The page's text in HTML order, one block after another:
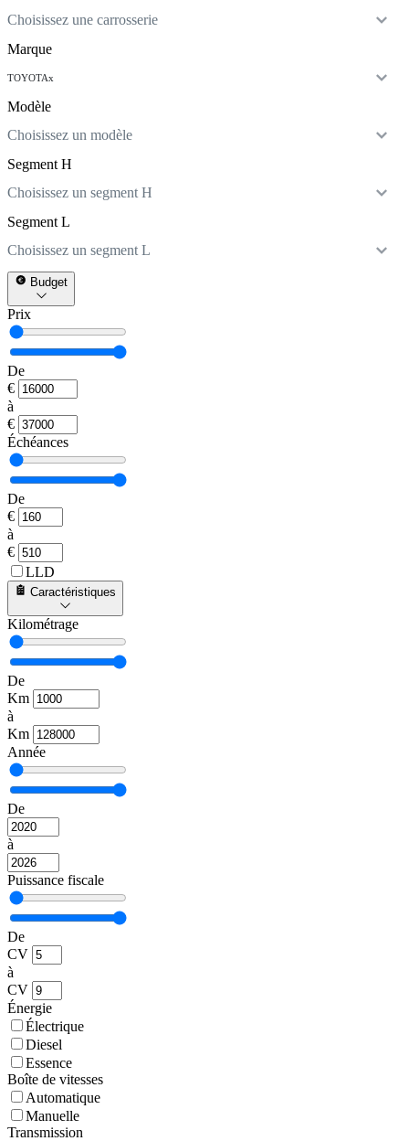
Choisissez une carrosserie
Marque
TOYOTAx
Modèle
Choisissez un modèle
Segment H
Choisissez un segment H
Segment L
Choisissez un segment L
Budget
Prix
De
€
à
€
Échéances
De
€
à
€
LLD
Caractéristiques
Kilométrage
De
Km
à
Km
Année
De
à
Puissance fiscale
De
CV
à
CV
Énergie
Électrique
Diesel
Essence
Boîte de vitesses
Automatique
Manuelle
Transmission